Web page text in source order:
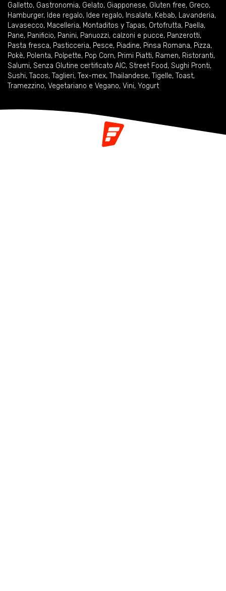
Galletto, Gastronomia, Gelato, Giapponese, Gluten free, Greco,
Hamburger, Idee regalo, Idee regalo, Insalate, Kebab, Lavanderia,
Lavasecco, Macelleria, Montaditos y Tapas, Ortofrutta, Paella,
Pane, Panificio, Panini, Panuozzi, calzoni e pucce, Panzerotti,
Pasta fresca, Pasticceria, Pesce, Piadine, Pinsa Romana, Pizza,
Pokè, Polenta, Polpette, Pop Corn, Primi Piatti, Ramen, Ristoranti,
Salumi, Senza Glutine certificato AIC, Street Food, Sughi Pronti,
Sushi, Tacos, Taglieri, Tex-mex, Thailandese, Tigelle, Toast,
Tramezzino, Vegetariano e Vegano, Vini, Yogurt